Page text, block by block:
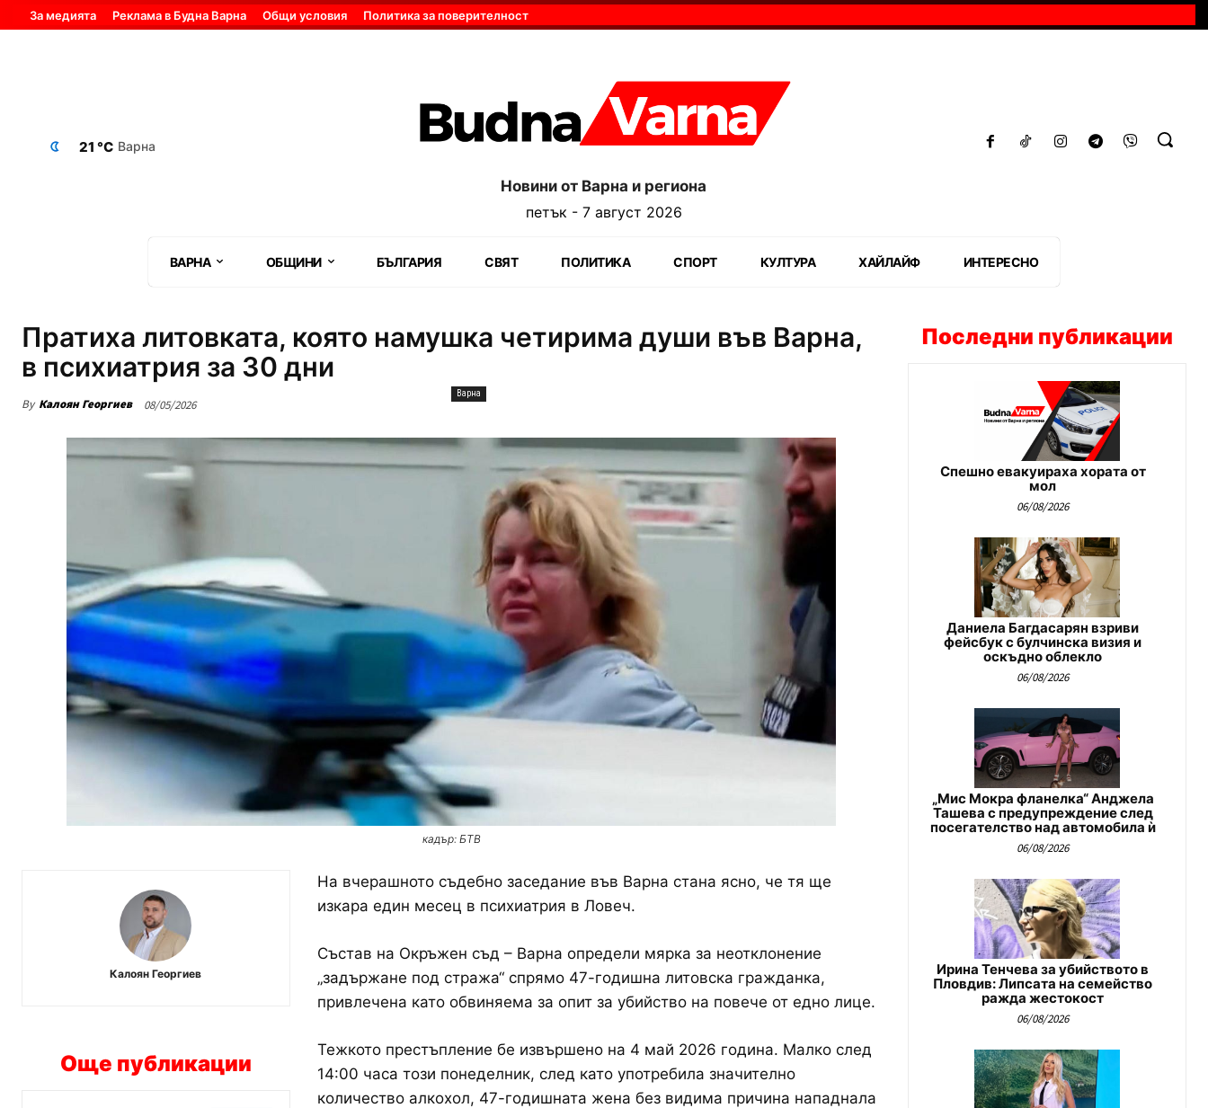
За медията Реклама в Будна Варна Общи условия Политика за поверителност
21 °C Варна
Новини от Варна и региона
петък - 7 август 2026
ВАРНА ОБЩИНИ БЪЛГАРИЯ СВЯТ ПОЛИТИКА СПОРТ КУЛТУРА ХАЙЛАЙФ ИНТЕРЕСНО
Пратиха литовката, която намушка четирима души във Варна,
в психиатрия за 30 дни
By Калоян Георгиев 08/05/2026
Варна
кадър: БТВ
Калоян Георгиев
Още публикации
На вчерашното съдебно заседание във Варна стана ясно, че тя ще
изкара един месец в психиатрия в Ловеч.
Състав на Окръжен съд – Варна определи мярка за неотклонение
„задържане под стража“ спрямо 47-годишна литовска гражданка,
привлечена като обвиняема за опит за убийство на повече от едно лице.
Тежкото престъпление бе извършено на 4 май 2026 година. Малко след
14:00 часа този понеделник, след като употребила значително
количество алкохол, 47-годишната жена без видима причина нападнала
Последни публикации
Спешно евакуираха хората от
мол
06/08/2026
Даниела Багдасарян взриви
фейсбук с булчинска визия и
оскъдно облекло
06/08/2026
„Мис Мокра фланелка“ Анджела
Ташева с предупреждение след
посегателство над автомобила ѝ
06/08/2026
Ирина Тенчева за убийството в
Пловдив: Липсата на семейство
ражда жестокост
06/08/2026